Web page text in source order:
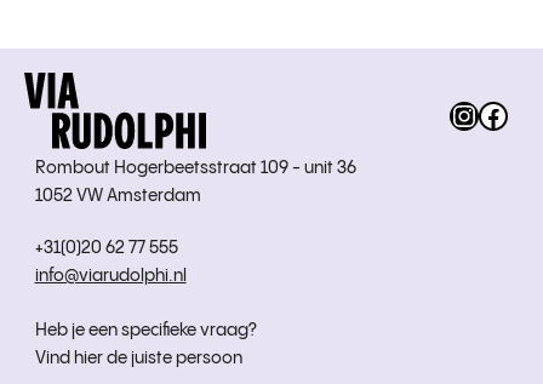
Rombout Hogerbeetsstraat 109 - unit 36
1052 VW Amsterdam
+31(0)20 62 77 555
info@viarudolphi.nl
Heb je een specifieke vraag?
Vind hier de juiste persoon